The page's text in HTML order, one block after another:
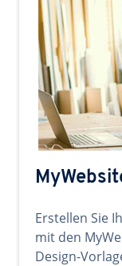
Erstellen Sie
mit den
Design-